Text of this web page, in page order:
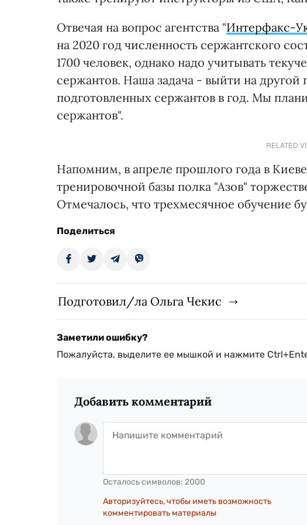
Отвечая на вопрос агентства "Интерфакс-
на 2020 год численность сержантского
1700 человек, однако надо учитывать
сержантов. Наша задача - выйти на другой
подготовленных сержантов в год. Мы
сержантов".
RELATED
Напомним, в апреле прошлого года в
тренировочной базы полка "Азов"
Отмечалось, что трехмесячное обучение
Поделиться
Подготовил/ла Ольга Чекис
Заметили ошибку?
Пожалуйста, выделите ее мышкой и нажмите
Добавить комментарий
Осталось символов: 2000
Авторизуйтесь, чтобы иметь возможность
комментировать материалы